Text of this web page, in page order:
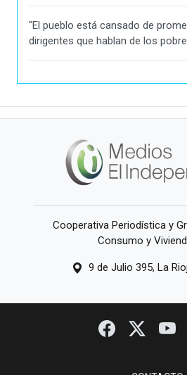
"El pueblo está cansado de
dirigentes que hablan de los
Cooperativa Periodística y
Consumo y
9 de Julio 395, La